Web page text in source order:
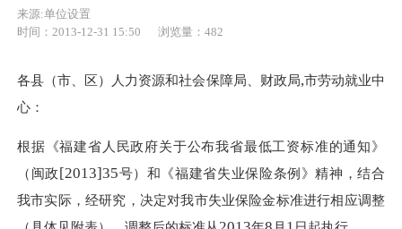
来源:单位设置
时间：2013-12-31 15:50
浏览量：482
各县（市、区）人力资源和社会保障局、财政局,市劳动就业中
心：
根据《福建省人民政府关于公布我省最低工资标准的通知》
（闽政 [2013]35号）和《福建省失业保险条例》精神，结合
我市实际，经研究，决定对我市失业保险金标准进行相应调整